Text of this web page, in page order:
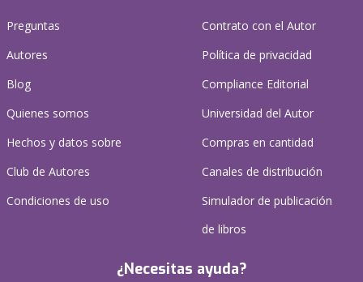
Preguntas
Autores
Blog
Quienes somos
Hechos y datos sobre
Club de Autores
Condiciones de uso
Contrato con el Autor
Política de privacidad
Compliance Editorial
Universidad del Autor
Compras en cantidad
Canales de distribución
Simulador de publicación
de libros
¿Necesitas ayuda?